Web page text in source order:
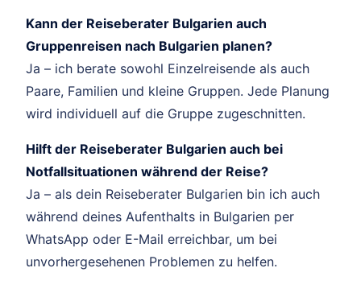
Kann der Reiseberater Bulgarien auch
Gruppenreisen nach Bulgarien planen?
Ja – ich berate sowohl Einzelreisende als auch
Paare, Familien und kleine Gruppen. Jede Planung
wird individuell auf die Gruppe zugeschnitten.
Hilft der Reiseberater Bulgarien auch bei
Notfallsituationen während der Reise?
Ja – als dein Reiseberater Bulgarien bin ich auch
während deines Aufenthalts in Bulgarien per
WhatsApp oder E-Mail erreichbar, um bei
unvorhergesehenen Problemen zu helfen.